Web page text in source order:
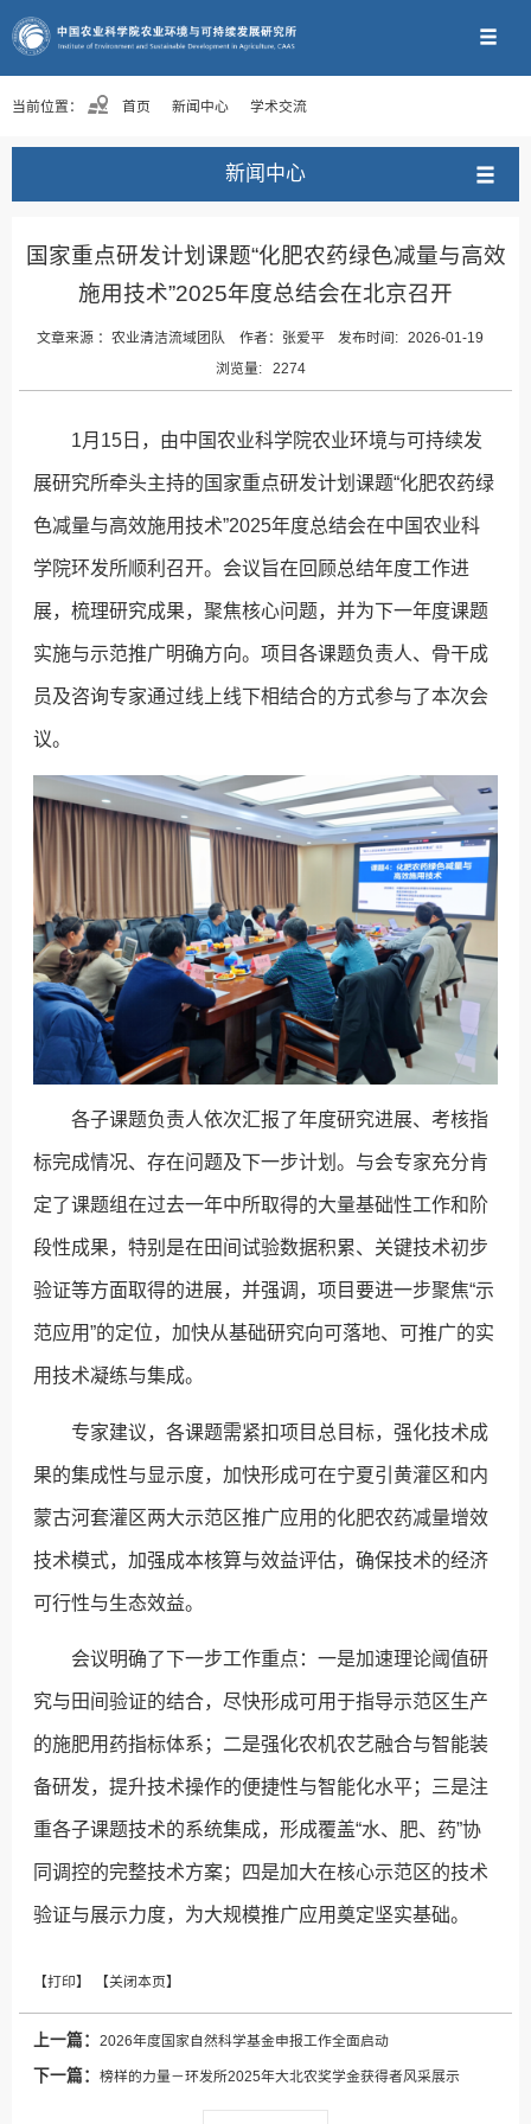
当前位置： 首页 新闻中心 学术交流
新闻中心
国家重点研发计划课题“化肥农药绿色减量与高效
施用技术”2025年度总结会在北京召开
文章来源 ：农业清洁流域团队 作者： 张爱平 发布时间: 2026-01-19
浏览量:
2274
1月15日，由中国农业科学院农业环境与可持续发
展研究所牵头主持的国家重点研发计划课题“化肥农药绿
色减量与高效施用技术”2025年度总结会在中国农业科
学院环发所顺利召开。会议旨在回顾总结年度工作进
展，梳理研究成果，聚焦核心问题，并为下一年度课题
实施与示范推广明确方向。项目各课题负责人、骨干成
员及咨询专家通过线上线下相结合的方式参与了本次会
议。
各子课题负责人依次汇报了年度研究进展、考核指
标完成情况、存在问题及下一步计划。与会专家充分肯
定了课题组在过去一年中所取得的大量基础性工作和阶
段性成果，特别是在田间试验数据积累、关键技术初步
验证等方面取得的进展，并强调，项目要进一步聚焦“示
范应用”的定位，加快从基础研究向可落地、可推广的实
用技术凝练与集成。
专家建议，各课题需紧扣项目总目标，强化技术成
果的集成性与显示度，加快形成可在宁夏引黄灌区和内
蒙古河套灌区两大示范区推广应用的化肥农药减量增效
技术模式，加强成本核算与效益评估，确保技术的经济
可行性与生态效益。
会议明确了下一步工作重点：一是加速理论阈值研
究与田间验证的结合，尽快形成可用于指导示范区生产
的施肥用药指标体系；二是强化农机农艺融合与智能装
备研发，提升技术操作的便捷性与智能化水平；三是注
重各子课题技术的系统集成，形成覆盖“水、肥、药”协
同调控的完整技术方案；四是加大在核心示范区的技术
验证与展示力度，为大规模推广应用奠定坚实基础。
上一篇：2026年度国家自然科学基金申报工作全面启动
下一篇：榜样的力量－环发所2025年大北农奖学金获得者风采展示